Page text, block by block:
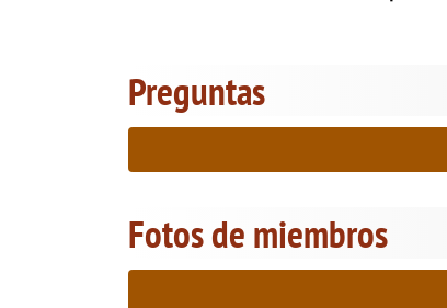
Preguntas
Fotos de miembros